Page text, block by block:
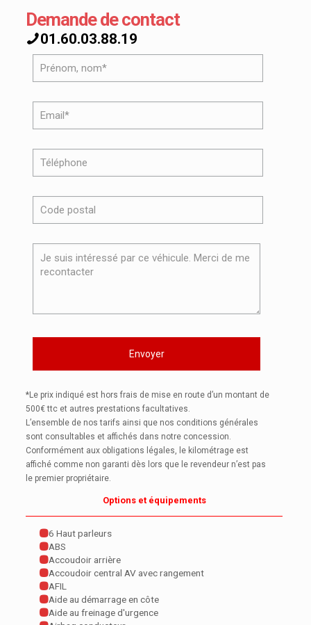
Demande de contact
01.60.03.88.19
*Le prix indiqué est hors frais de mise en route d’un montant de
500€ ttc et autres prestations facultatives.
L’ensemble de nos tarifs ainsi que nos conditions générales
sont consultables et affichés dans notre concession.
Conformément aux obligations légales, le kilométrage est
affiché comme non garanti dès lors que le revendeur n’est pas
le premier propriétaire.
Options et équipements
6 Haut parleurs
ABS
Accoudoir arrière
Accoudoir central AV avec rangement
AFIL
Aide au démarrage en côte
Aide au freinage d'urgence